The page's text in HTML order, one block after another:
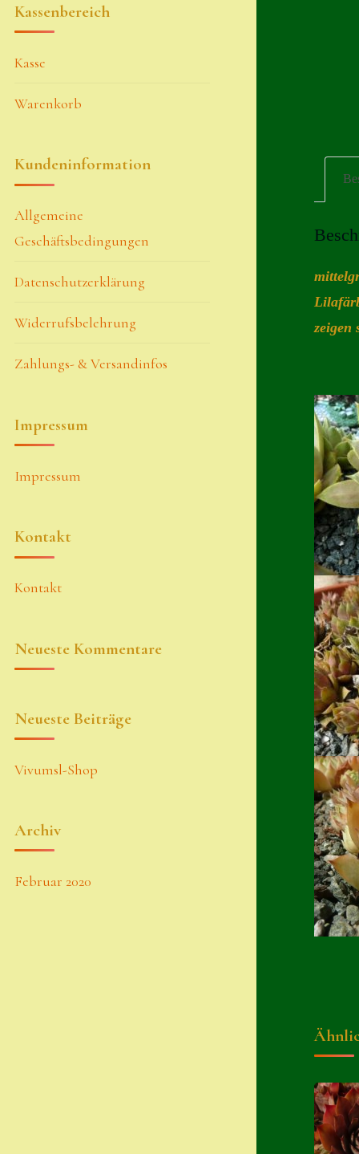
zeigen
Kassenbereich
Kasse
Warenkorb
Kundeninformation
Allgemeine
Geschäftsbedingungen
Datenschutzerklärung
Widerrufsbelehrung
Zahlungs- & Versandinfos
Impressum
Impressum
Kontakt
Kontakt
Neueste Kommentare
Neueste Beiträge
Vivumsl-Shop
Archiv
Februar 2020